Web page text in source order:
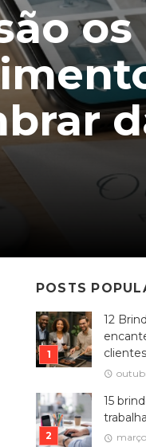
os
POSTS
12
clientes
15